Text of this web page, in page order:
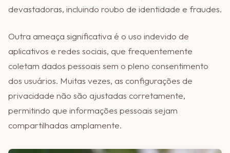
devastadoras, incluindo roubo de identidade e fraudes.
Outra ameaça significativa é o uso indevido de
aplicativos e redes sociais, que frequentemente
coletam dados pessoais sem o pleno consentimento
dos usuários. Muitas vezes, as configurações de
privacidade não são ajustadas corretamente,
permitindo que informações pessoais sejam
compartilhadas amplamente.